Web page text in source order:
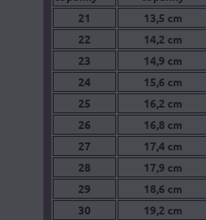
21
13,5 cm
22
14,2 cm
23
14,9 cm
24
15,6 cm
25
16,2 cm
26
16,8 cm
27
17,4 cm
28
17,9 cm
29
18,6 cm
30
19,2 cm